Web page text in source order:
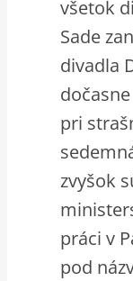
všetok
Sade
divadla
pri
zvyšok
práci v
pod